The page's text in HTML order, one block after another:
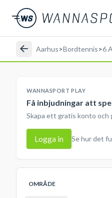
Aarhus>Bordtennis>6
WANNASPORT PLAY
Få inbjudningar att
Skapa ett gratis konto och
Logga in Se hur det
OMRÅDE